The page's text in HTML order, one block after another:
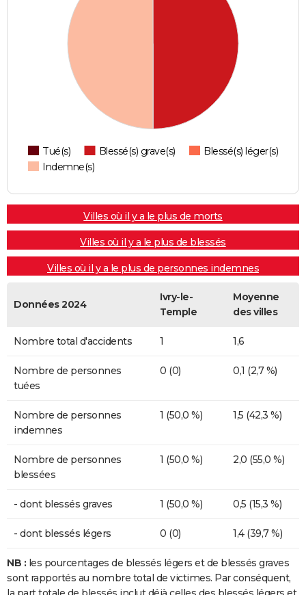
Tué(s) Blessé(s) grave(s)
Blessé(s) léger(s)
Indemne(s)
Villes où il y a le plus de morts
Villes où il y a le plus de blessés
Villes où il y a le plus de personnes indemnes
Données 2024
Ivry-le-
Temple
Moyenne
des villes
Nombre total d'accidents 1 1,6
Nombre de personnes
tuées
0 (0) 0,1 (2,7 %)
Nombre de personnes
indemnes
1 (50,0 %) 1,5 (42,3 %)
Nombre de personnes
blessées
1 (50,0 %) 2,0 (55,0 %)
- dont blessés graves 1 (50,0 %) 0,5 (15,3 %)
- dont blessés légers 0 (0) 1,4 (39,7 %)
NB : les pourcentages de blessés légers et de blessés graves
sont rapportés au nombre total de victimes. Par conséquent,